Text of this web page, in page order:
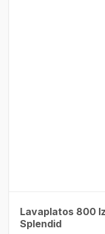
Lavaplatos 800
Splendid